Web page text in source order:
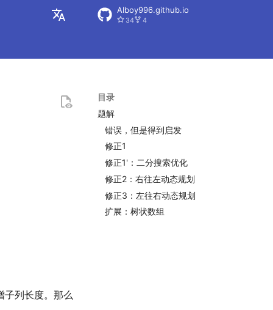
AIboy996.github.io
34 4
目录
题解
错误，但是得到启发
修正1
修正1'：二分搜索优化
修正2：右往左动态规划
修正3：左往右动态规划
扩展：树状数组
子列长度。那么